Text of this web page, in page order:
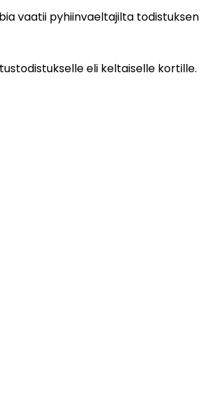
eli keltaiselle kortille.